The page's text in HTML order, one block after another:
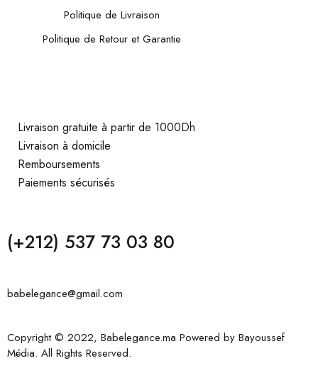
Politique de Livraison
Politique de Retour et Garantie
Livraison gratuite à partir de 1000Dh
Livraison à domicile
Remboursements
Paiements sécurisés
(+212) 537 73 03 80
babelegance@gmail.com
Copyright © 2022, Babelegance.ma Powered by Bayoussef
Média. All Rights Reserved.